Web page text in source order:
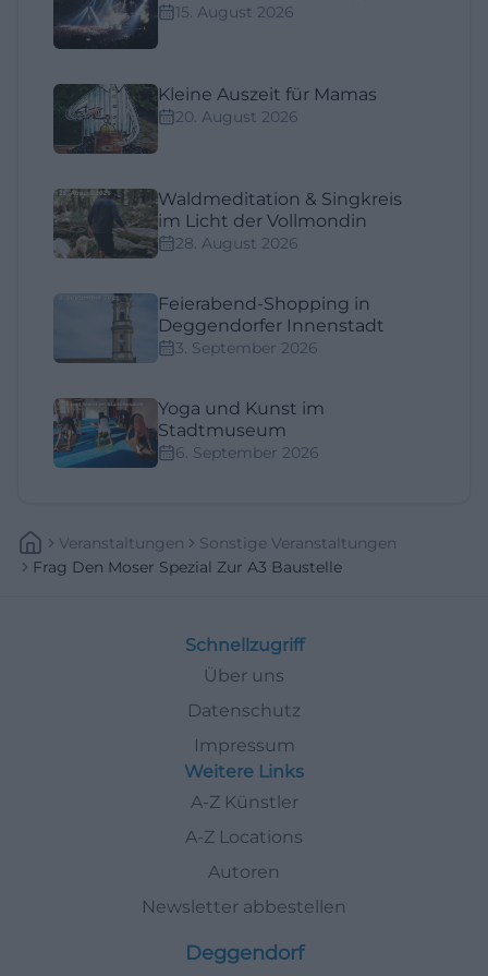
15. August 2026
Kleine Auszeit für Mamas
20. August 2026
Waldmeditation & Singkreis
im Licht der Vollmondin
28. August 2026
Feierabend-Shopping in
Deggendorfer Innenstadt
3. September 2026
Yoga und Kunst im
Stadtmuseum
6. September 2026
Veranstaltungen
Sonstige Veranstaltungen
Frag Den Moser Spezial Zur A3 Baustelle
Schnellzugriff
Über uns
Datenschutz
Impressum
Weitere Links
A-Z Künstler
A-Z Locations
Autoren
Newsletter abbestellen
Deggendorf